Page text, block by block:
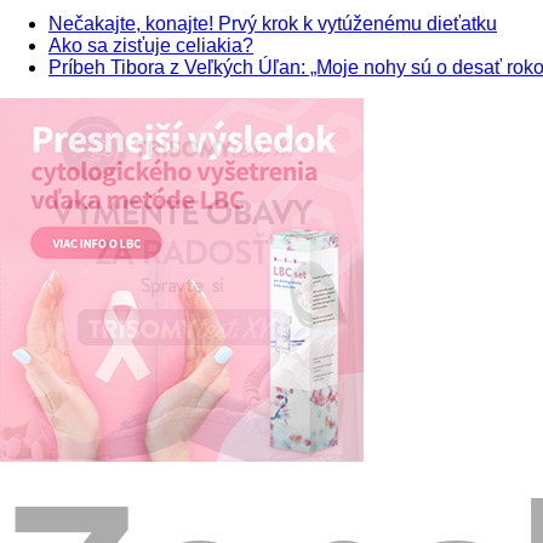
Nečakajte, konajte! Prvý krok k vytúženému dieťatku
Ako sa zisťuje celiakia?
Príbeh Tibora z Veľkých Úľan: „Moje nohy sú o desať